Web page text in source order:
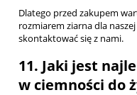
Dlatego przed zakupem
rozmiarem ziarna dla
skontaktować się z nami.
11. Jaki jest
w ciemności do